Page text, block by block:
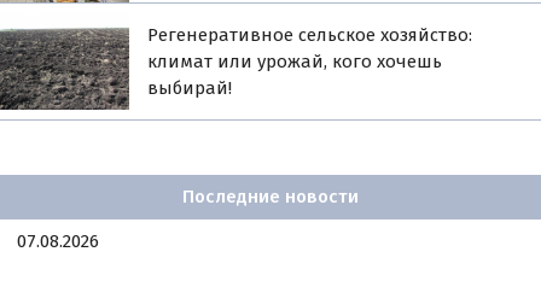
Регенеративное сельское хозяйство:
климат или урожай, кого хочешь
выбирай!
Последние новости
07.08.2026